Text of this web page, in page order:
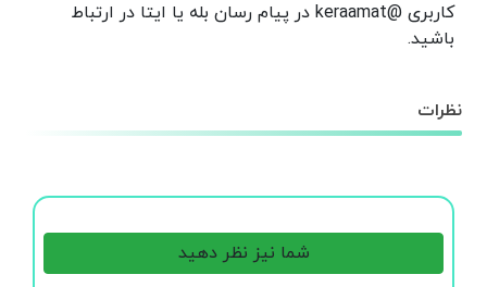
کاربری @keraamat در پیام رسان بله یا ایتا در ارتباط
باشید.
نظرات
شما نیز نظر دهید